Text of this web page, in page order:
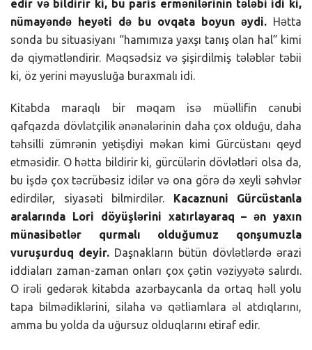
edir və bildirir ki, bu paris ermənilərinin tələbi idi ki,
nümayəndə heyəti də bu ovqata boyun əydi. Hətta
sonda bu situasiyanı “hamımıza yaxşı tanış olan hal” kimi
də qiymətləndirir. Məqsədsiz və şişirdilmiş tələblər təbii
ki, öz yerini məyusluğa buraxmalı idi.
Kitabda maraqlı bir məqam isə müəllifin cənubi
qafqazda dövlətçilik ənənələrinin daha çox olduğu, daha
təhsilli zümrənin yetişdiyi məkan kimi Gürcüstanı qeyd
etməsidir. O hətta bildirir ki, gürcülərin dövlətləri olsa da,
bu işdə çox təcrübəsiz idilər və ona görə də xeyli səhvlər
edirdilər, siyasəti bilmirdilər. Kacaznuni Gürcüstanla
aralarında Lori döyüşlərini xatırlayaraq – ən yaxın
münasibətlər qurmalı olduğumuz qonşumuzla
vuruşurduq deyir. Daşnakların bütün dövlətlərdə ərazi
iddiaları zaman-zaman onları çox çətin vəziyyətə salırdı.
O irəli gedərək kitabda azərbaycanla da ortaq həll yolu
tapa bilmədiklərini, silaha və qətliamlara əl atdıqlarını,
amma bu yolda da uğursuz olduqlarını etiraf edir.